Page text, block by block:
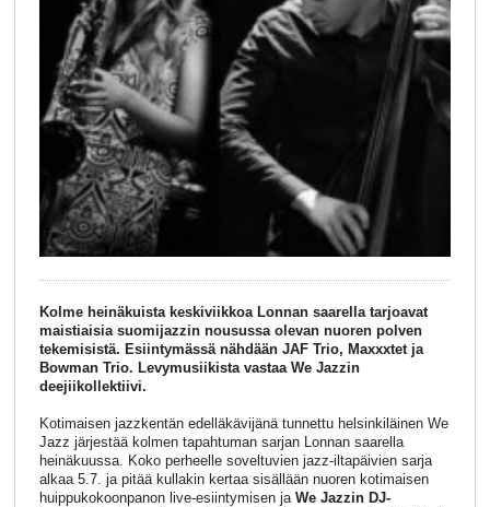
Kolme heinäkuista keskiviikkoa Lonnan saarella tarjoavat
maistiaisia suomijazzin nousussa olevan nuoren polven
tekemisistä. Esiintymässä nähdään JAF Trio, Maxxxtet ja
Bowman Trio. Levymusiikista vastaa WeJazzin
deejiikollektiivi.
Kotimaisen jazzkentän edelläkävijänä tunnettu helsinkiläinen We
Jazz järjestää kolmen tapahtuman sarjan Lonnan saarella
heinäkuussa. Koko perheelle soveltuvien jazz-iltapäivien sarja
alkaa 5.7. ja pitää kullakin kertaa sisällään nuoren kotimaisen
huippukokoonpanon live-esiintymisen ja WeJazzin DJ-